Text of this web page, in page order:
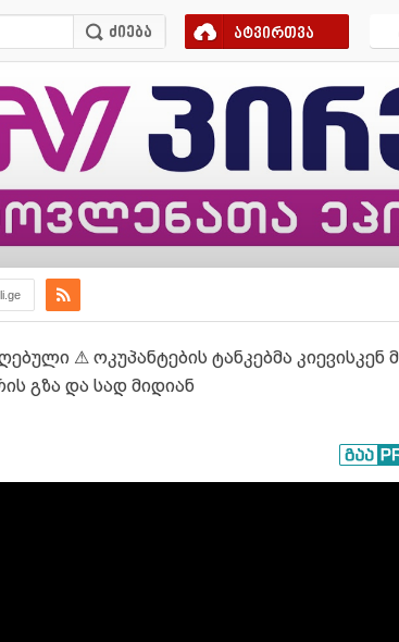
ატვირთვა
⚠ ოკუპანტების ტანკებმა
გზა და სად მიდიან